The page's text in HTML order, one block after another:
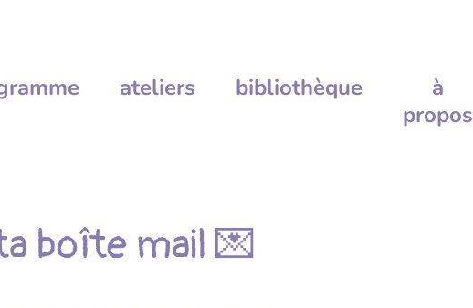
ateliers bibliothèque
à
propos
boîte mail 💌